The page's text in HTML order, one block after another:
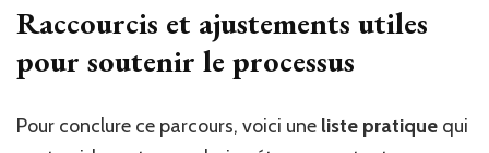
Raccourcis et ajustements utiles
pour soutenir le processus
Pour conclure ce parcours, voici une liste pratique qui